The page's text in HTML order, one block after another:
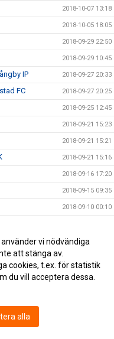
2018-10-07 13:18
2018-10-05 18:05
2018-09-29 22:50
2018-09-29 10:45
IP 2018-09-27 20:33
FC 2018-09-27 20:25
2018-09-25 12:45
2018-09-21 15:23
2018-09-21 15:21
2018-09-21 15:16
2018-09-16 17:20
2018-09-15 09:35
2018-09-10 00:10
2018-09-07 20:57
2018-09-07 20:55
2018-09-02 22:05
vi nödvändiga
att stänga av.
cookies, t.ex. för statistik
du vill acceptera dessa.
alla